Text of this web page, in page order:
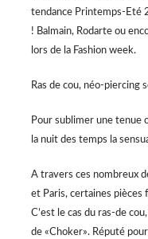
tendance Printemps-Eté
! Balmain, Rodarte ou
lors de la Fashion week.
Ras de cou, néo-piercing
Pour sublimer une tenue
la nuit des temps la
A travers ces nombreux
et Paris, certaines pièces
C’est le cas du ras-de
de «Choker». Réputé